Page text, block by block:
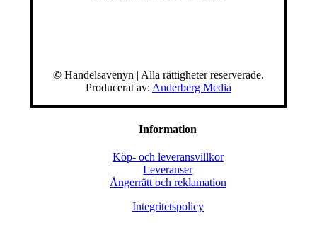
© Handelsavenyn | Alla rättigheter reserverade.
Producerat av: Anderberg Media
Information
Köp- och leveransvillkor
Leveranser
Ångerrätt och reklamation
Integritetspolicy